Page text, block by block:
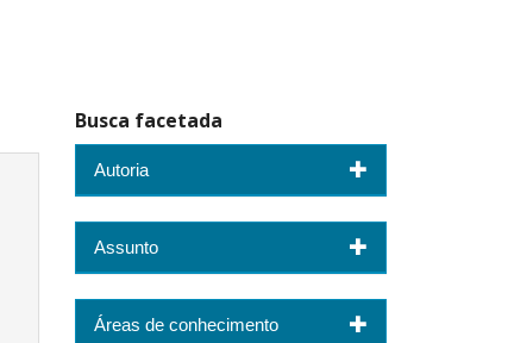
Busca facetada
Autoria
Assunto
Áreas de conhecimento